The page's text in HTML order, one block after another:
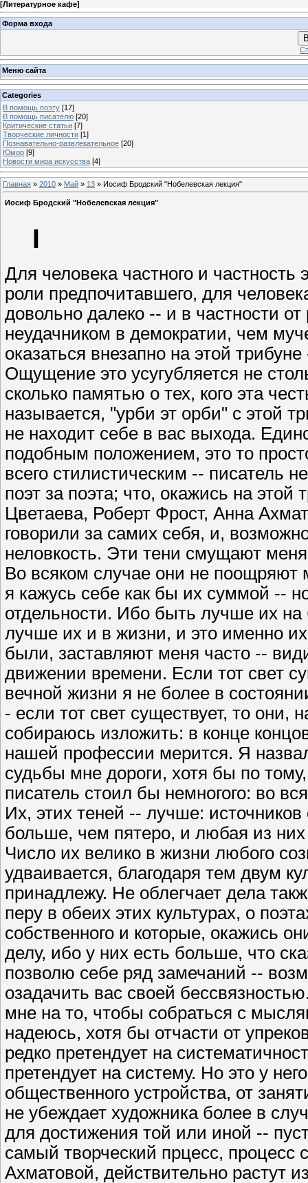
[Литературное кафе]
Форма входа
Меню сайта
Categories
В помощь поэту [17]
В помощь писателю [20]
Критические статьи [7]
Творческие личности [1]
Познавательно-развлекательное [20]
Юмор [9]
Новости мира искусства [4]
Главная » 2010 » Май » 13 » Иосиф Бродский "Нобелевская лекция"
Иосиф Бродский "Нобелевская лекция"
I
Для человека частного и
роли предпочитавшего, для
довольно далеко -- и в частности
неудачником в демократии, чем
оказаться внезапно на этой
Ощущение это усугубляется не
сколько памятью о тех, кого эта
называется, "урби эт орби" с этой
не находит себе в вас выхода.
подобным положением, это то
всего стилистическим -- писатель
поэт за поэта; что, окажись на
Цветаева, Роберт Фрост, Анна
говорили за самих себя, и,
неловкость. Эти тени смущают
Во всяком случае они не
я кажусь себе как бы их суммой --
отдельности. Ибо быть лучше их
лучше их и в жизни, и это именно
были, заставляют меня часто --
движении времени. Если тот свет
вечной жизни я не более в
- если тот свет существует, то они,
собираюсь изложить: в конце
нашей профессии мерится. Я
судьбы мне дороги, хотя бы по
писатель стоил бы немногого: во
Их, этих теней -- лучше:
больше, чем пятеро, и любая из
Число их велико в жизни любого
удваивается, благодаря тем двум
принадлежу. Не облегчает дела
перу в обеих этих культурах, о
собственного и которые, окажись
делу, ибо у них есть больше, что
позволю себе ряд замечаний --
озадачить вас своей
мне на то, чтобы собраться с
надеюсь, хотя бы отчасти от
редко претендует на
претендует на систему. Но это у
общественного устройства, от
не убеждает художника более в
для достижения той или иной --
самый творческий прцесс, процесс
Ахматовой, действительно растут